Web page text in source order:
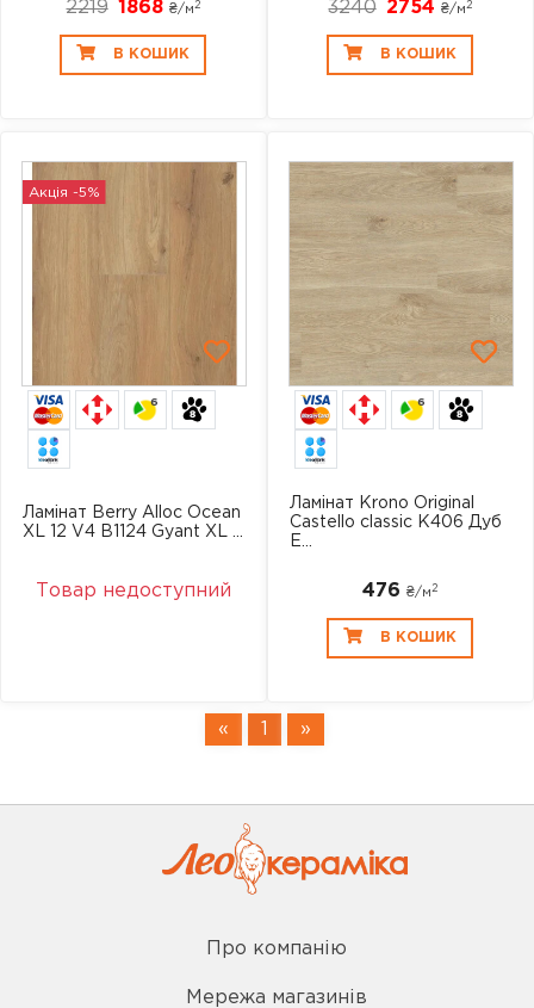
2219 1868 ₴/м 2
В КОШИК
3240 2754 ₴/м 2
В КОШИК
Акція -5%
6
Ламінат Berry Alloc Ocean
XL 12 V4 B1124 Gyant XL ...
Товар недоступний
6
Ламінат Krono Original
Castello classic K406 Дуб
Е...
476 ₴/м 2
В КОШИК
« »
Про компанію
Мережа магазинів